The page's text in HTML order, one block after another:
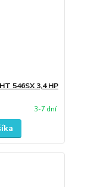
546SX 3,4 HP
3-7 dní